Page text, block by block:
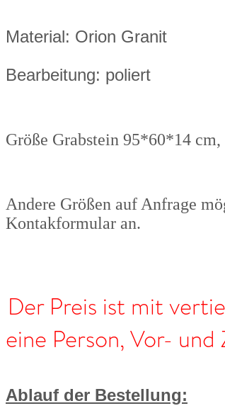
Material: Orion Granit
Bearbeitung: poliert
Größe Grabstein 95*60*14
Andere Größen auf Anfrage
Kontakformular an.
Der Preis ist mit
eine Person, Vor-
Ablauf der Bestellung: